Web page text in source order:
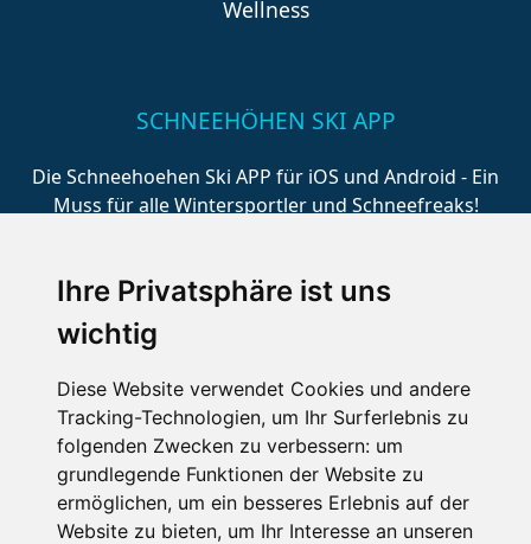
Ihre Privatsphäre ist uns
wichtig
Diese Website verwendet Cookies und andere
Tracking-Technologien, um Ihr Surferlebnis zu
folgenden Zwecken zu verbessern: um
grundlegende Funktionen der Website zu
ermöglichen, um ein besseres Erlebnis auf der
Website zu bieten, um Ihr Interesse an unseren
Wellness
SCHNEEHÖHEN SKI APP
Die Schneehoehen Ski APP für iOS und Android - Ein
Muss für alle Wintersportler und Schneefreaks!
Impressum
Datenschutz
Nutzungsbedingungen
Kontakt
Partner
Portale
FAQ Newsletter Mediadaten